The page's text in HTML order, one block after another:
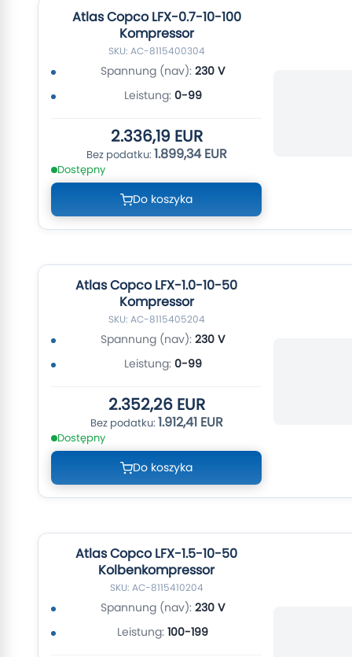
Atlas Copco LFX-0.7-10-100
Kompressor
SKU: AC-8115400304
Spannung (nav): 230 V
Leistung: 0-99
2.336,19 EUR
1.899,34 EUR
Dostępny
Do koszyka
Atlas Copco LFX-1.0-10-50
Kompressor
SKU: AC-8115405204
Spannung (nav): 230 V
Leistung: 0-99
2.352,26 EUR
1.912,41 EUR
Dostępny
Do koszyka
Atlas Copco LFX-1.5-10-50
Kolbenkompressor
SKU: AC-8115410204
Spannung (nav): 230 V
Leistung: 100-199